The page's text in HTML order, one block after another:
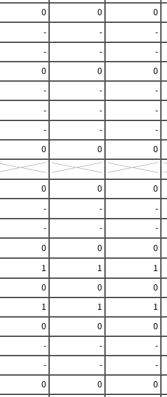
0 0
0
- -
-
- -
-
0 0
0
- -
-
- -
-
- -
-
0 0
0
0 0
0
- -
-
- -
-
0 0
0
1 1
1
0 0
0
1 1
1
0 0
0
- -
-
- -
-
0 0
0